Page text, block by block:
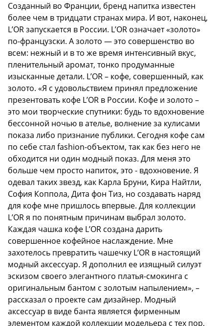
Созданный во Франции, бренд напитка известен
более чем в тридцати странах мира. И вот, наконец,
L’OR запускается в России. L’OR означает «золото»
по-французски. А золото — это совершенство во
всем: нежный и в то же время интенсивный вкус,
пленительный аромат, тонко продуманные
изысканные детали. L’OR – кофе, совершенный, как
золото. «Я с удовольствием принял предложение
презентовать кофе L’OR в России. Кофе и золото –
это мои творческие спутники: будь то вдохновение
бессонной ночью в ателье, волнение за кулисами
показа либо признание публики. Сегодня кофе сам
по себе стал fashion-объектом, так как без него не
обходится ни один модный показ. Для меня это
больше чем просто напиток, это - вдохновение. Я
одевал таких звезд, как Карла Бруни, Кира Найтли,
София Коппола, Дита фон Тиз, но создавать наряд
для кофе мне пришлось впервые. Для коллекции
L’OR я по понятным причинам выбрал золото.
Каждая чашка кофе L’OR создана дарить
совершенное кофейное наслаждение. Мне
захотелось превратить чашечку L’OR в настоящий
модный аксессуар. Я дополнил ее изящный силуэт
эскизом своего элегантного платья-смокинга с
оригинальным бантом с золотым напылением», –
рассказал о проекте сам дизайнер. Модный
аксессуар в виде банта является фирменным
элементом каждой коллекции модельера с тех пор,